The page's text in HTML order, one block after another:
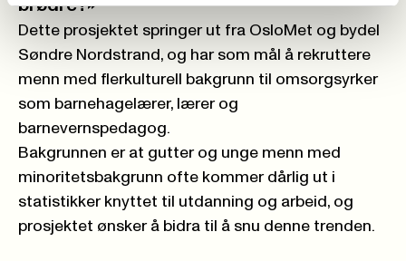
brødre?»
Dette prosjektet springer ut fra OsloMet og bydel
Søndre Nordstrand, og har som mål å rekruttere
menn med flerkulturell bakgrunn til omsorgsyrker
som barnehagelærer, lærer og
barnevernspedagog.
Bakgrunnen er at gutter og unge menn med
minoritetsbakgrunn ofte kommer dårlig ut i
statistikker knyttet til utdanning og arbeid, og
prosjektet ønsker å bidra til å snu denne trenden.